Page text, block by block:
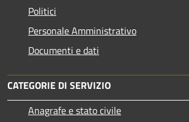
Politici
Personale Amministrativo
Documenti e dati
CATEGORIE DI SERVIZIO
Anagrafe e stato civile